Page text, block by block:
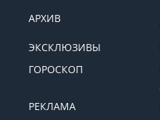
АРХИВ
ЭКСКЛЮЗИВЫ
ГОРОСКОП
РЕКЛАМА